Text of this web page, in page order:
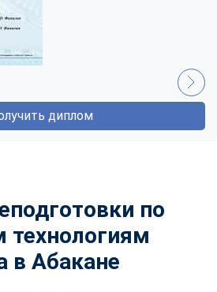
диплом
по
технологиям
в Абакане